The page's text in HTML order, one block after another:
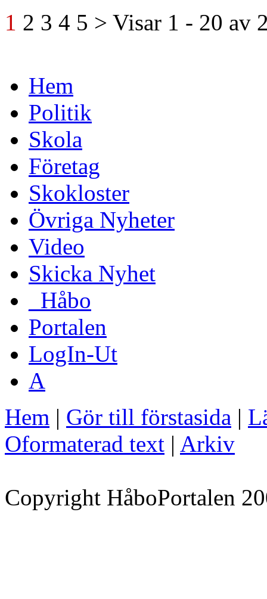
1 2 3 4 5 > Visar 1 - 20 av
Hem
Politik
Skola
Företag
Skokloster
Övriga Nyheter
Video
Skicka Nyhet
_Håbo
Portalen
LogIn-Ut
A
Hem | Gör till förstasida |
Oformaterad text | Arkiv
Copyright HåboPortalen